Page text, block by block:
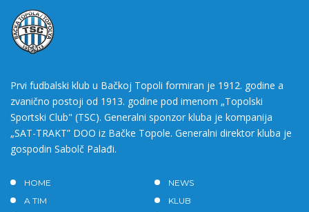
Prvi fudbalski klub u Bačkoj Topoli formiran je 1912. godine a
zvanično postoji od 1913. godine pod imenom „Topolski
Sportski Club" (TSC). Generalni sponzor kluba je kompanija
„SAT-TRAKT” DOO iz Bačke Topole. Generalni direktor kluba je
gospodin Sabolč Palađi.
HOME
NEWS
A TIM
KLUB